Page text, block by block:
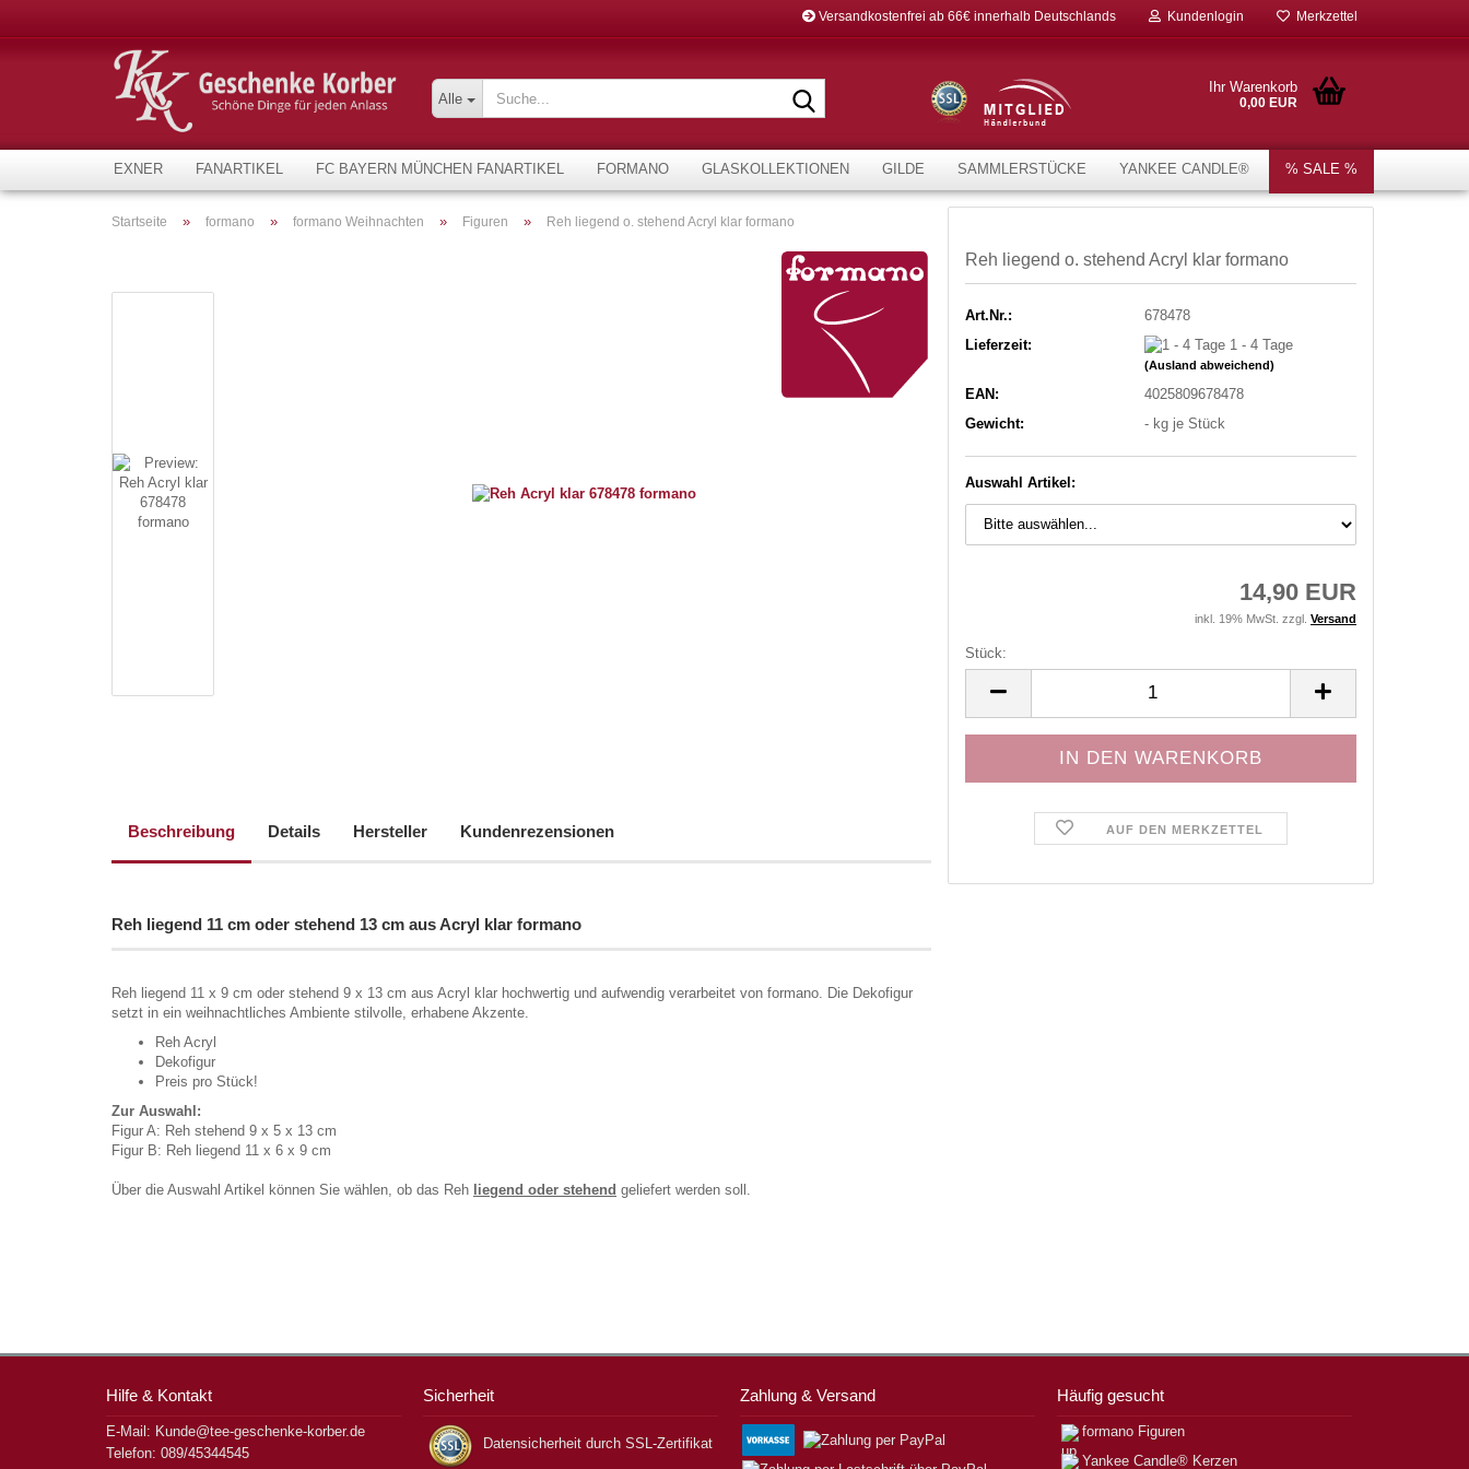
Versandkostenfrei ab 66€ innerhalb Deutschlands Kundenlogin Merkzettel
Alle
Ihr Warenkorb
0,00 EUR
EXNER FANARTIKEL FC BAYERN MÜNCHEN FANARTIKEL FORMANO GLASKOLLEKTIONEN GILDE SAMMLERSTÜCKE YANKEE CANDLE® % SALE %
Startseite » formano » formano Weihnachten » Figuren » Reh liegend o. stehend Acryl klar formano
Reh liegend o. stehend Acryl klar formano
Art.Nr.:
678478
Lieferzeit:
1 - 4 Tage
(Ausland abweichend)
EAN:
4025809678478
Gewicht:
- kg je Stück
Auswahl Artikel:
14,90 EUR
inkl. 19% MwSt. zzgl. Versand
Stück:
Stück
AUF DEN MERKZETTEL
Beschreibung Details Hersteller Kundenrezensionen
Reh liegend 11 cm oder stehend 13 cm aus Acryl klar formano
Reh liegend 11 x 9 cm oder stehend 9 x 13 cm aus Acryl klar hochwertig und aufwendig verarbeitet von formano. Die Dekofigur
setzt in ein weihnachtliches Ambiente stilvolle, erhabene Akzente.
Reh Acryl
Dekofigur
Preis pro Stück!
Zur Auswahl:
Figur A: Reh stehend 9 x 5 x 13 cm
Figur B: Reh liegend 11 x 6 x 9 cm
Über die Auswahl Artikel können Sie wählen, ob das Reh liegend oder stehend geliefert werden soll.
Hilfe & Kontakt
E-Mail: Kunde@tee-geschenke-korber.de
Telefon: 089/45344545
Sicherheit
Datensicherheit durch SSL-Zertifikat
Zahlung & Versand Häufig gesucht
formano Figuren
Yankee Candle® Kerzen